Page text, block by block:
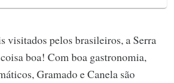
visitados pelos brasileiros, a Serra
boa! Com boa gastronomia,
Gramado e Canela são